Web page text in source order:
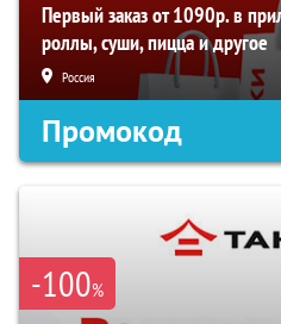
Первый заказ от 1090р. в
роллы, суши, пицца и другое
Россия
Промокод
-100%